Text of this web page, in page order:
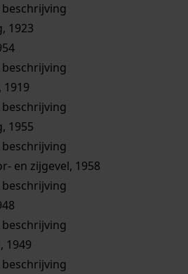
1923
1955
en zijgevel, 1958
1949